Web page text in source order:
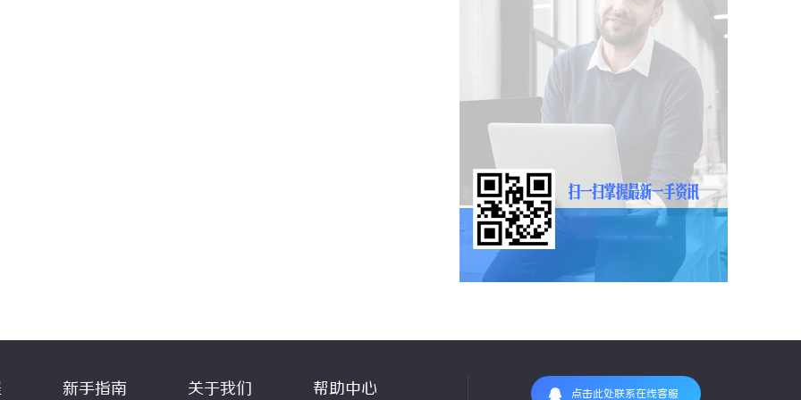
新手指南 关于我们 帮助中心 点击此处联系在线客服